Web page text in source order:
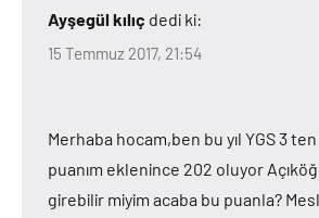
Ayşegül kılıç dedi ki:
15 Temmuz 2017, 21:54
Merhaba hocam,ben bu yıl YGS 3 ten
puanım eklenince 202 oluyor
girebilir miyim acaba bu puanla?